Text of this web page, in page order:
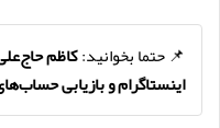
📌 حتما بخوانید:کاظم
اینستاگرام و بازیابی